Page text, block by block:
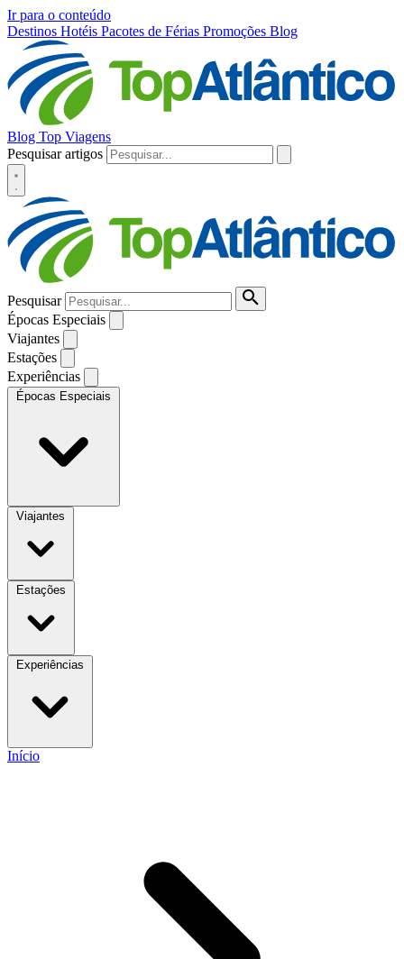
Ir para o conteúdo
Destinos Hotéis Pacotes de Férias Promoções Blog
Blog Top Viagens
Pesquisar artigos
Pesquisar
Épocas Especiais
Viajantes
Estações
Experiências
Épocas Especiais
Viajantes
Estações
Experiências
Início